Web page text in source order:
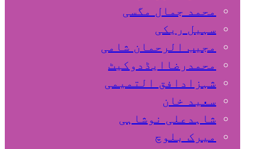
محمد جمال مگسی
سہیل ريكی
مجیب الرحمان شامی
محمدرضاایڈدوکیٹ
شہزادافق التمیمی
سعید خان
شاہدعلی نوشاہی
میرک بلوچ